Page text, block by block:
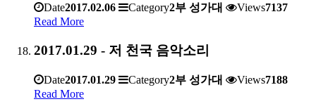
Date2017.02.06 Category2부 성가대 Views7137
Read More
2017.01.29 - 저 천국 음악소리
Date2017.01.29 Category2부 성가대 Views7188
Read More